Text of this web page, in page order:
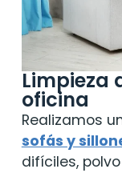
Limpieza
oficina
Realizamos
sofás y
difíciles,